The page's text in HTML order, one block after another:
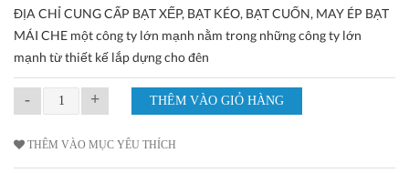
ĐỊA CHỈ CUNG CẤP BẠT XẾP, BẠT KÉO, BẠT CUỐN, MAY ÉP BẠT
MÁI CHE một công ty lớn mạnh nằm trong những công ty lớn
mạnh từ thiết kế lắp dựng cho đên
- +
THÊM VÀO MỤC YÊU THÍCH